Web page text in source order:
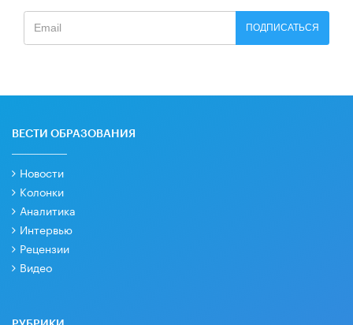
ПОДПИСАТЬСЯ
ВЕСТИ ОБРАЗОВАНИЯ
Новости
Колонки
Аналитика
Интервью
Рецензии
Видео